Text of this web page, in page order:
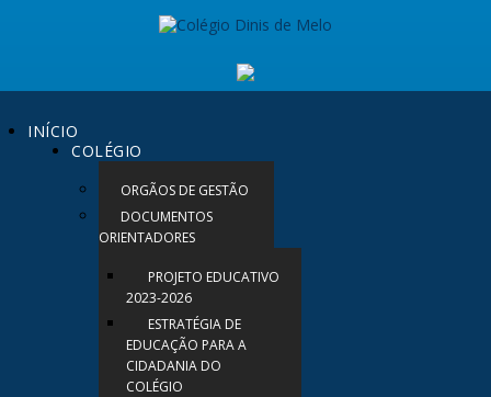
INÍCIO
COLÉGIO
ORGÃOS DE GESTÃO
DOCUMENTOS
ORIENTADORES
PROJETO EDUCATIVO
2023-2026
ESTRATÉGIA DE
EDUCAÇÃO PARA A
CIDADANIA DO
COLÉGIO